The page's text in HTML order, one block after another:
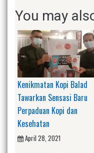
You may
Kenikmatan Kopi Balad
Tawarkan Sensasi Baru
Perpaduan Kopi dan
Kesehatan
April 28, 2021